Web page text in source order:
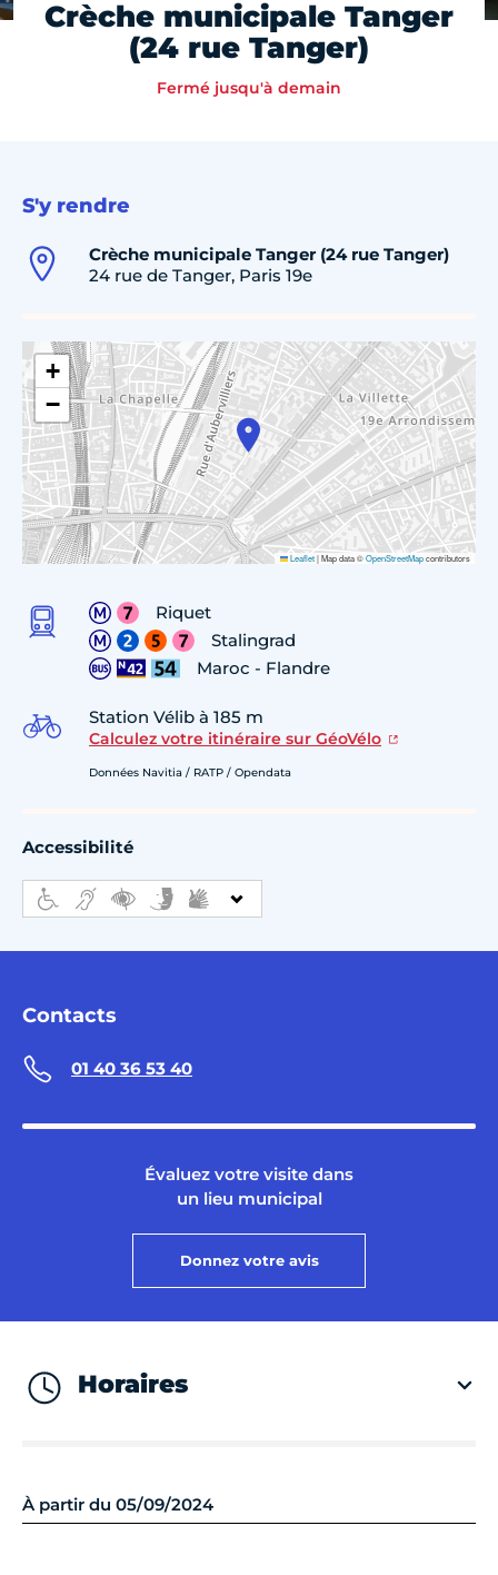
Crèche municipale Tanger
(24 rue Tanger)
Fermé jusqu'à demain
S'y rendre
Crèche municipale Tanger (24 rue Tanger)
24 rue de Tanger, Paris 19e
+
−
Leaflet|Map data ©OpenStreetMapcontributors
Riquet
Stalingrad
Maroc - Flandre
Station Vélib à 185 m
Calculez votre itinéraire sur GéoVélo
Données Navitia / RATP / Opendata
Accessibilité
Contacts
01 40 36 53 40
Évaluez votre visite dans
un lieu municipal
Donnez votre avis
Horaires
À partir du 05/09/2024